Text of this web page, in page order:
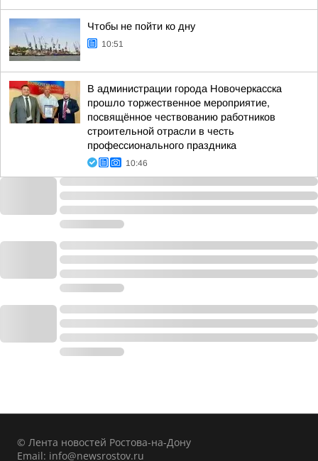
Чтобы не пойти ко дну
10:51
В администрации города Новочеркасска
прошло торжественное мероприятие,
посвящённое чествованию работников
строительной отрасли в честь
профессионального праздника
10:46
© Лента новостей Ростова-на-Дону
Email: info@newsrostov.ru